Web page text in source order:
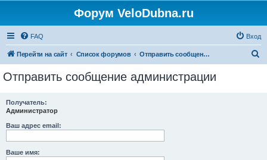
Форум VeloDubna.ru
FAQ Вход
Перейти на сайт Список форумов Отправить сообщение администрации
Отправить сообщение администрации
Получатель:
Администратор
Ваш адрес email:
Ваше имя: